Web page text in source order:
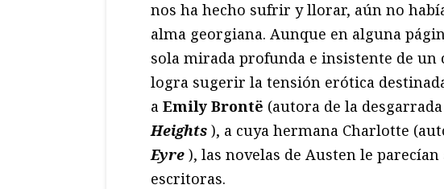
nos ha hecho sufrir y llorar, aún no
alma georgiana. Aunque en alguna
sola mirada profunda e insistente de un
logra sugerir la tensión erótica
a Emily Brontë (autora de la
Heights ), a cuya hermana Charlotte
Eyre ), las novelas de Austen le
escritoras.